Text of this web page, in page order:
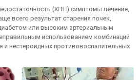
(ХПН) симптомы лечение,
всего результат старения почек,
или высоким артериальным
использованием комбинаций
и нестероидных противовоспалительных